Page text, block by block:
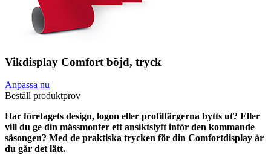
Vikdisplay Comfort böjd, tryck
Anpassa nu
Beställ produktprov
Har företagets design, logon eller profilfärgerna bytts ut? Eller
vill du ge din mässmonter ett ansiktslyft inför den kommande
säsongen? Med de praktiska trycken för din Comfortdisplay är
du går det lätt.